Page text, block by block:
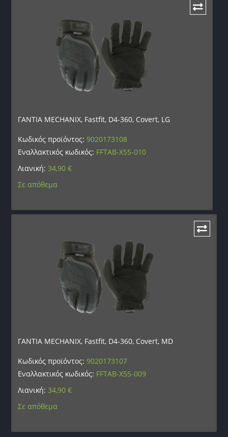
ΓΑΝΤΙΑ MECHANIX, Fastfit, D4-360, Covert, LG
Κωδικός προϊόντος:9020173108
Εναλλακτικός κωδικός: FFTAB-X55-010
Λιανική: 34,90€
Σε απόθεμα
ΓΑΝΤΙΑ MECHANIX, Fastfit, D4-360, Covert, MD
Κωδικός προϊόντος:9020173107
Εναλλακτικός κωδικός: FFTAB-X55-009
Λιανική: 34,90€
Σε απόθεμα